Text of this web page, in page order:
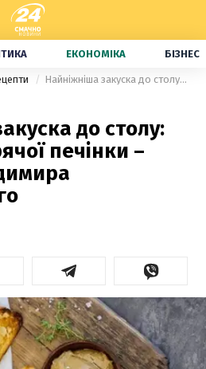
ЕКОНОМІКА БІЗНЕС
Найніжніша закуска до столу: паштет із курячої печінки – рецепт Володимира Ярославського
до столу:
печінки –